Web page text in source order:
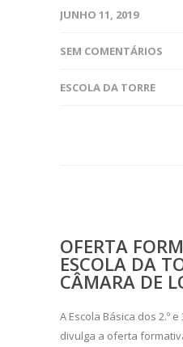
JUNHO 11, 2019
SEM COMENTÁRIOS
ESCOLA DA TORRE
OFERTA
ESCOLA DA
CÂMARA DE
A Escola Básica dos 2.º e
divulga a oferta